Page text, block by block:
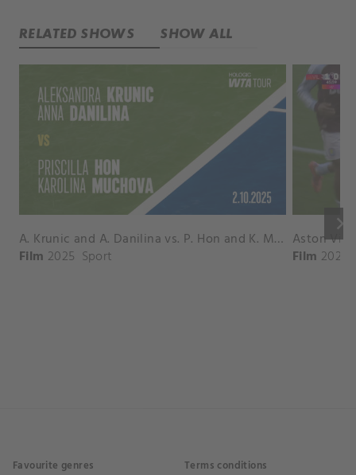
RELATED SHOWS SHOW ALL
keyboard_arrow_right
A. Krunic and A. Danilina vs. P. Hon and K. Muchova Match Highlights - BEIJING_Capital Group Diamond ( October 02, 2025)
Film 2025 Sport Film 2026
Favourite genres Terms conditions